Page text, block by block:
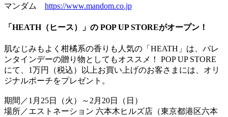
マンダム https://www.mandom.co.jp
「HEATH（ヒース）」の POP UP STOREがオープン！
肌なじみもよく柑橘系の香りも人気の「HEATH」は、バレ
ンタインデーの贈り物としてもオススメ！ POP UP STORE
にて、1万円（税込）以上お買い上げのお客さまには、オリ
ジナルポーチをプレゼント。
期間／1月25日（火）～2月20日（日）
場所／エストネーション 六本木ヒルズ店（東京都港区六本